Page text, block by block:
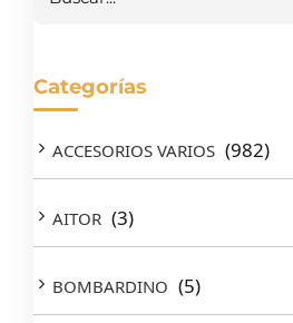
Categorías
ACCESORIOS VARIOS (982)
AITOR (3)
BOMBARDINO (5)